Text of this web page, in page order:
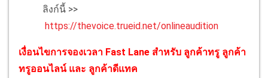
ลิงก์นี้ >>
https://thevoice.trueid.net/onlineaudition
เงื่อนไขการจองเวลา Fast Lane สำหรับ ลูกค้าทรู ลูกค้า
ทรูออนไลน์ และ ลูกค้าดีแทค